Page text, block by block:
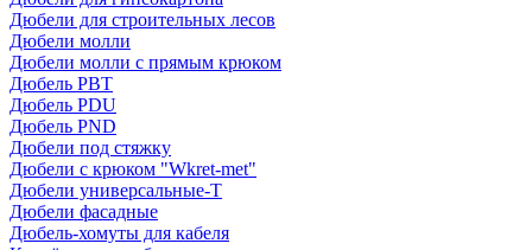
Дюбели для строительных лесов
Дюбели молли
Дюбели молли с прямым крюком
Дюбель PBT
Дюбель PDU
Дюбель PND
Дюбели под стяжку
Дюбели с крюком "Wkret-met"
Дюбели универсальные-Т
Дюбели фасадные
Дюбель-хомуты для кабеля